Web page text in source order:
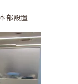
部設置